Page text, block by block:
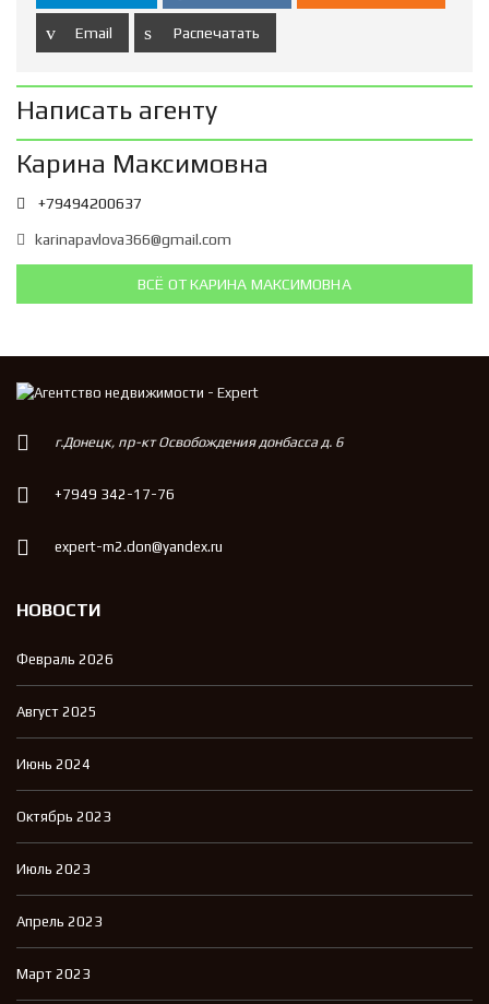
Email Распечатать
Написать агенту
Карина Максимовна
+79494200637
karinapavlova366@gmail.com
ВСЁ ОТ КАРИНА МАКСИМОВНА
г.Донецк, пр-кт Освобождения донбасса д. 6
+7949 342-17-76
expert-m2.don@yandex.ru
НОВОСТИ
Февраль 2026
Август 2025
Июнь 2024
Октябрь 2023
Июль 2023
Апрель 2023
Март 2023